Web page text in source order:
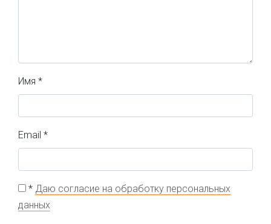
Имя *
Email *
* Даю согласие на обработку персональных
данных